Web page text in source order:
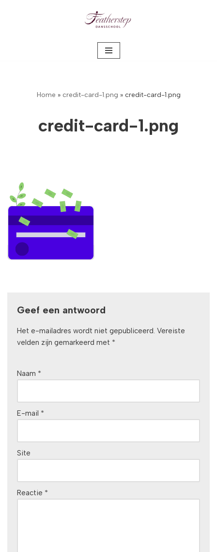
Home » credit-card-1.png » credit-card-1.png
credit-card-1.png
Geef een antwoord
Het e-mailadres wordt niet gepubliceerd. Vereiste
velden zijn gemarkeerd met *
Naam *
E-mail *
Site
Reactie *